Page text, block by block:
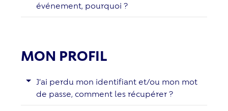
événement, pourquoi ?
MON PROFIL
J’ai perdu mon identifiant et/ou mon mot
de passe, comment les récupérer ?